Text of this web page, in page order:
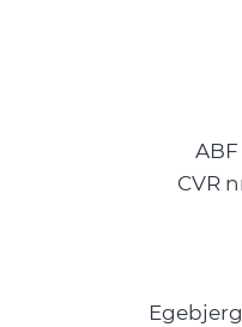
ABF
CVR